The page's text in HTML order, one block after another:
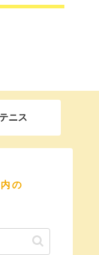
テニス
の